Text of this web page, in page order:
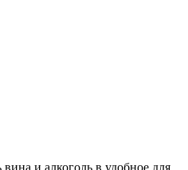
вина и алкоголь в удобное для